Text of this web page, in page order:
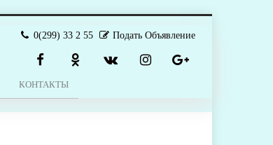
0(299) 33 2 55 Подать Объявление
КОНТАКТЫ